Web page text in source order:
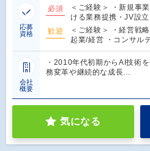
応募
資格
必須
＜ご経験＞ ・新規事
ける業務提携・JV設
歓迎
＜ご経験＞ ・経営戦
起業/経営 ・コンサル
会社
概要
・2010年代初期からAI技術
務変革や継続的な成長…
気になる